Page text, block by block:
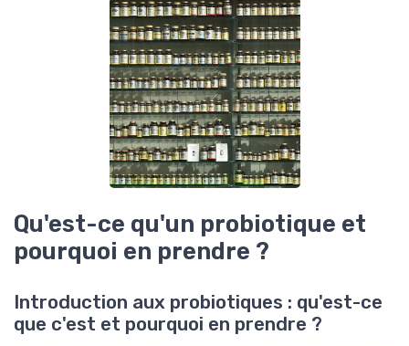
Qu'est-ce qu'un probiotique et
pourquoi en prendre ?
Introduction aux probiotiques : qu'est-ce
que c'est et pourquoi en prendre ?